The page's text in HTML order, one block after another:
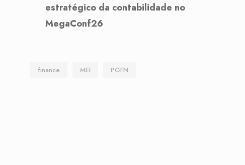
estratégico da contabilidade no
MegaConf26
finance MEI PGFN